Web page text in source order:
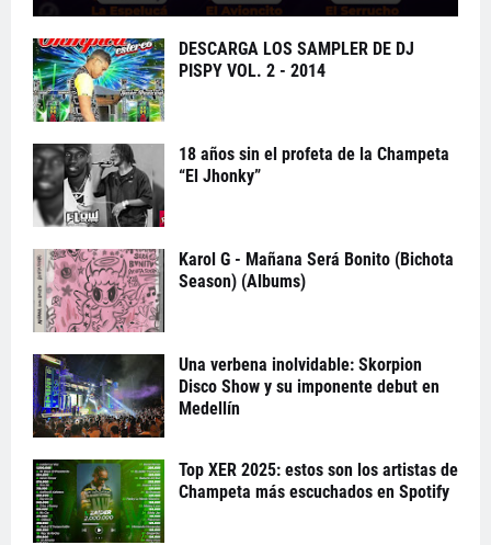
DESCARGA LOS SAMPLER DE DJ
PISPY VOL. 2 - 2014
18 años sin el profeta de la Champeta
“El Jhonky”
Karol G - Mañana Será Bonito (Bichota
Season) (Albums)
Una verbena inolvidable: Skorpion
Disco Show y su imponente debut en
Medellín
Top XER 2025: estos son los artistas de
Champeta más escuchados en Spotify